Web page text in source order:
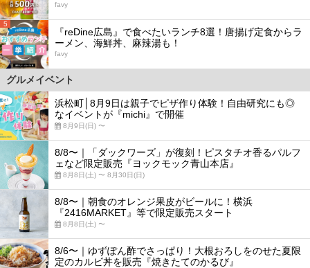
favy
5
『reDine広島』で食べたいランチ8選！唐揚げ定食からラ
ーメン、海鮮丼、麻辣湯も！
favy
グルメイベント
浜松町│8月9日は親子でピザ作り体験！自由研究にも◎
なイベントが『michi』で開催
8月9日(日) 〜
8/8〜｜「ダックワーズ」が復刻！ピスタチオ香るパルフ
ェなど限定販売『ヨックモック青山本店』
8月8日(土) 〜 8月30日(日)
8/8〜｜朝食のオレンジ果皮がビールに！横浜
『2416MARKET』等で限定販売スタート
8月8日(土) 〜
8/6〜｜ゆずぽん酢でさっぱり！大根おろしをのせた夏限
定のカルビ丼を販売『焼きたてのかるび』